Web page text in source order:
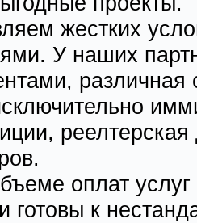
жестких
У наших
оплат
готовы к